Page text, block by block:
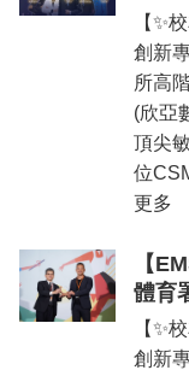
教
入
學
管
【✨
創新
所高
(欣亞
頂尖
位
更多
【
體育
【✨
創新